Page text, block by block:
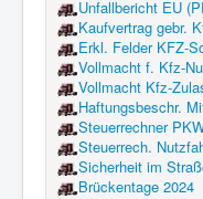
Unfallbericht EU
Kaufvertrag gebr.
Erkl. Felder KFZ-
Vollmacht f. Kfz-
Vollmacht Kfz-
Haftungsbeschr.
Steuerrechner
Steuerrech.
Sicherheit im
Brückentage 2024